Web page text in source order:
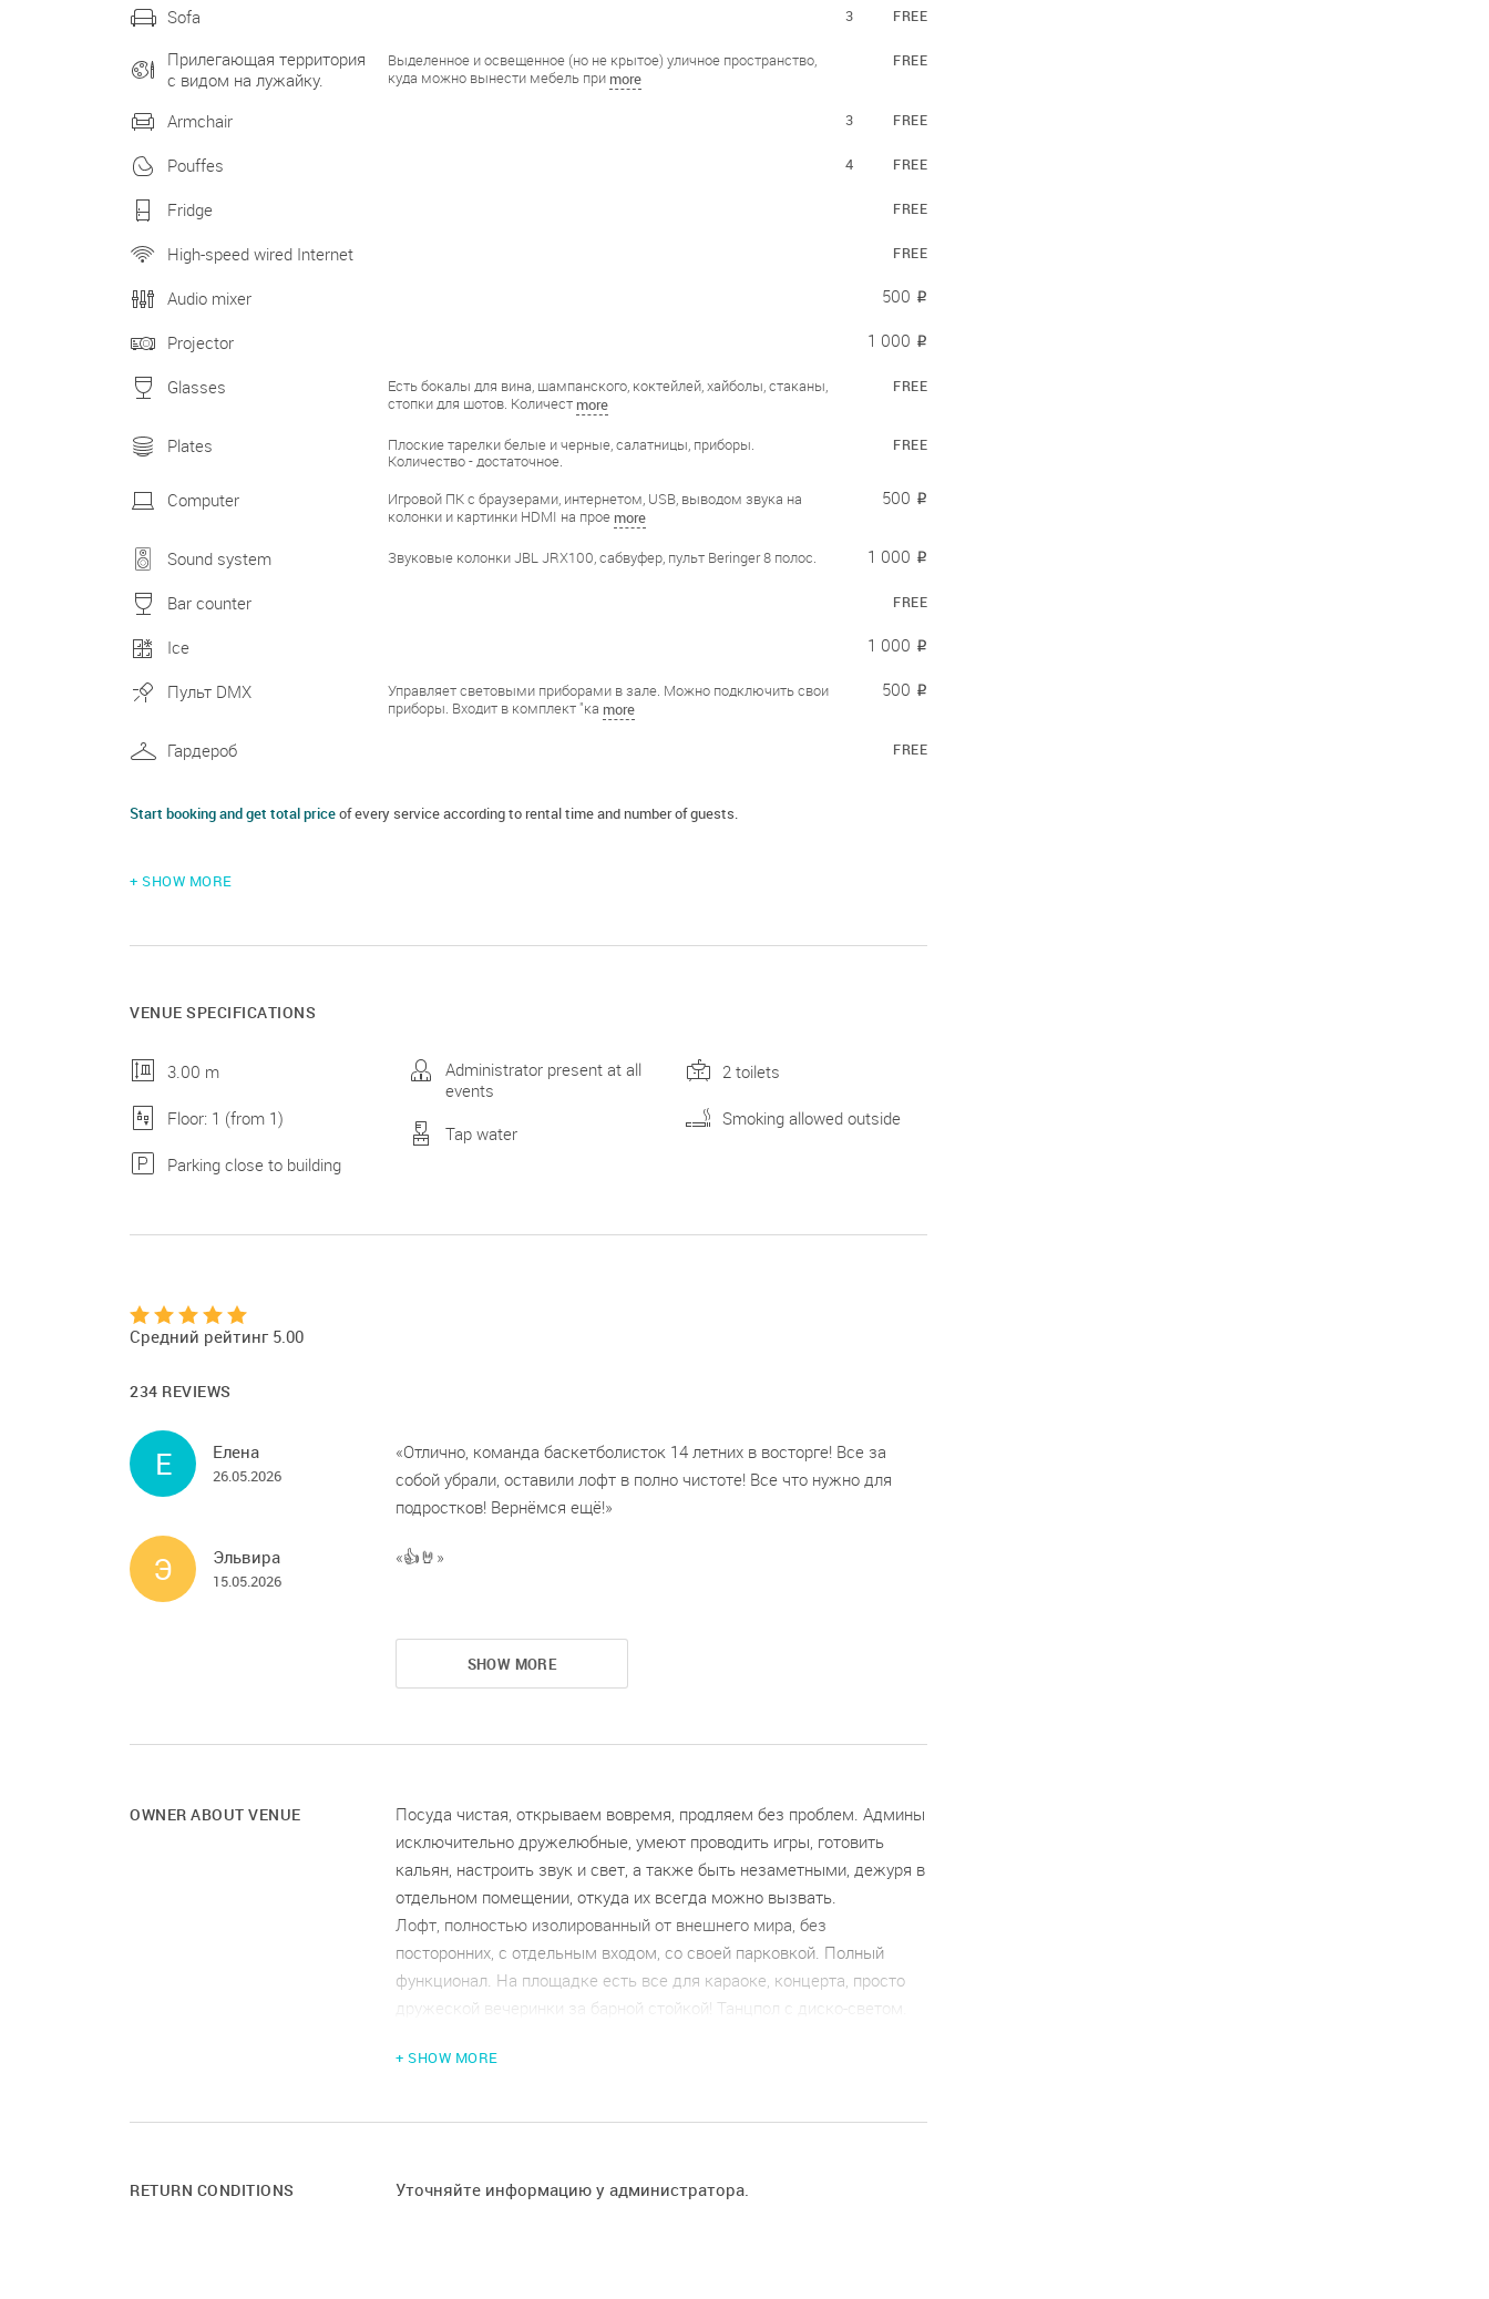
Sofa 3 FREE
Прилегающая территория
с видом на лужайку.
Выделенное и освещенное (но не крытое) уличное пространство,
куда можно вынести мебель при more
FREE
Armchair 3 FREE
Pouffes 4 FREE
Fridge FREE
High-speed wired Internet FREE
Audio mixer 500 ₽
Projector 1 000 ₽
Glasses
Есть бокалы для вина, шампанского, коктейлей, хайболы, стаканы,
стопки для шотов. Количест more
FREE
Plates
Плоские тарелки белые и черные, салатницы, приборы.
Количество - достаточное.
FREE
Computer
Игровой ПК с браузерами, интернетом, USB, выводом звука на
колонки и картинки HDMI на прое more
500 ₽
Sound system Звуковые колонки JBL JRX100, сабвуфер, пульт Beringer 8 полос. 1 000 ₽
Bar counter FREE
Ice 1 000 ₽
Пульт DMX
Управляет световыми приборами в зале. Можно подключить свои
приборы. Входит в комплект "ка more
500 ₽
Гардероб FREE
Start booking and get total priceof every service according to rental time and number of guests.
+ SHOW MORE
VENUE SPECIFICATIONS
3.00 m
Floor: 1 (from 1)
Parking close to building
Administrator present at all
events
Tap water
2 toilets
Smoking allowed outside
Средний рейтинг 5.00
234 REVIEWS
Е Елена
26.05.2026
Отлично, команда баскетболисток 14 летних в восторге! Все за
собой убрали, оставили лофт в полно чистоте! Все что нужно для
подростков! Вернёмся ещё!
Э Эльвира
15.05.2026
👍🤘
SHOW MORE
OWNER ABOUT VENUE
Посуда чистая, открываем вовремя, продляем без проблем. Админы
исключительно дружелюбные, умеют проводить игры, готовить
кальян, настроить звук и свет, а также быть незаметными, дежуря в
отдельном помещении, откуда их всегда можно вызвать.
Лофт, полностью изолированный от внешнего мира, без
посторонних, с отдельным входом, со своей парковкой. Полный
функционал. На площадке есть все для караоке, концерта, просто
дружеской вечеринки за барной стойкой! Танцпол с диско-светом.
предоставить бармена.
до 40 человек.
Во дворе бесплатная парковка.
+ SHOW MORE
RETURN CONDITIONS Уточняйте информацию у администратора.